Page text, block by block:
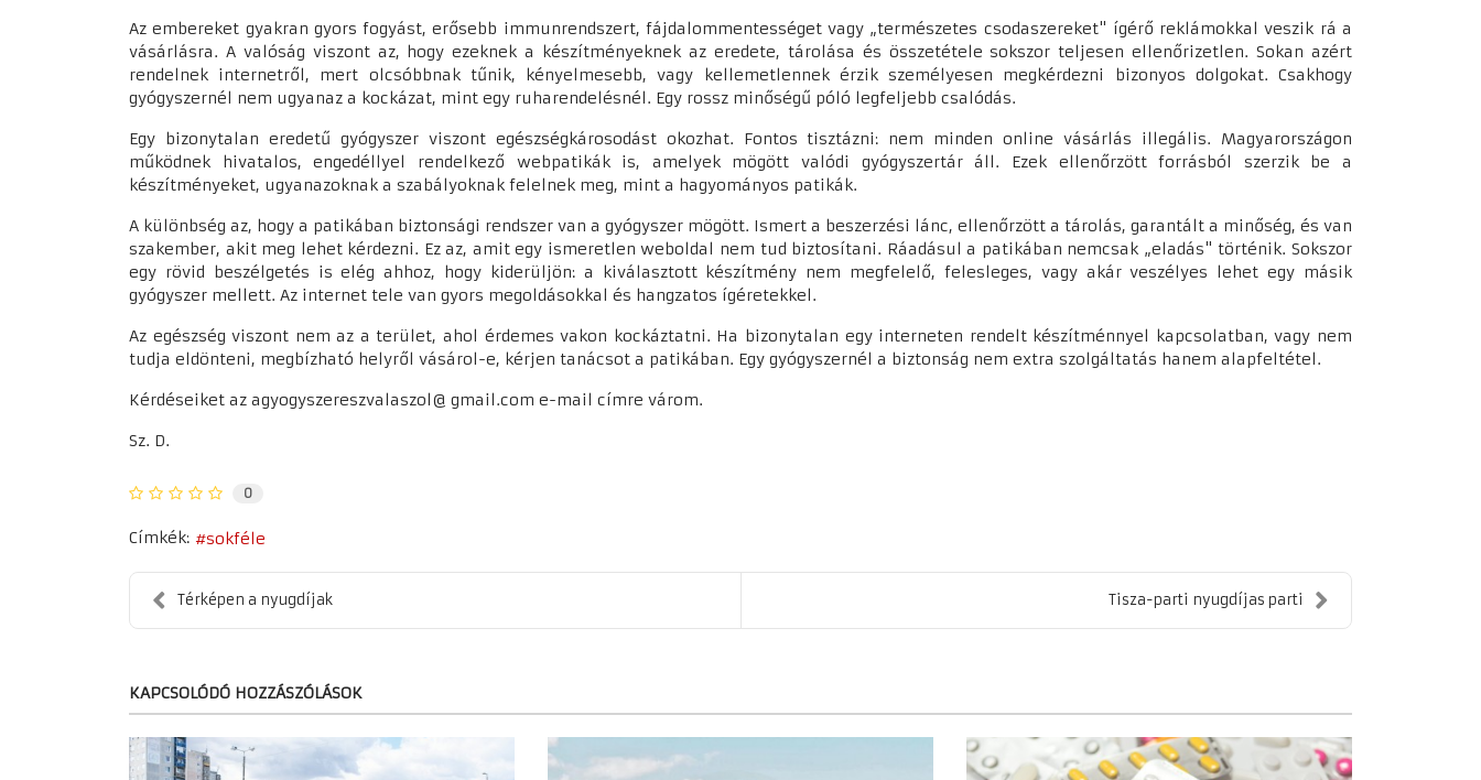
Az embereket gyakran gyors fogyást, erősebb immunrendszert, fájdalommentességet vagy „természetes csodaszereket" ígérő reklámokkal veszik rá a
vásárlásra. A valóság viszont az, hogy ezeknek a készítményeknek az eredete, tárolása és összetétele sokszor teljesen ellenőrizetlen. Sokan azért
rendelnek internetről, mert olcsóbbnak tűnik, kényelmesebb, vagy kellemetlennek érzik személyesen megkérdezni bizonyos dolgokat. Csakhogy
gyógyszernél nem ugyanaz a kockázat, mint egy ruharendelésnél. Egy rossz minőségű póló legfeljebb csalódás.
Egy bizonytalan eredetű gyógyszer viszont egészségkárosodást okozhat. Fontos tisztázni: nem minden online vásárlás illegális. Magyarországon
működnek hivatalos, engedéllyel rendelkező webpatikák is, amelyek mögött valódi gyógyszertár áll. Ezek ellenőrzött forrásból szerzik be a
készítményeket, ugyanazoknak a szabályoknak felelnek meg, mint a hagyományos patikák.
A különbség az, hogy a patikában biztonsági rendszer van a gyógyszer mögött. Ismert a beszerzési lánc, ellenőrzött a tárolás, garantált a minőség, és van
szakember, akit meg lehet kérdezni. Ez az, amit egy ismeretlen weboldal nem tud biztosítani. Ráadásul a patikában nemcsak „eladás" történik. Sokszor
egy rövid beszélgetés is elég ahhoz, hogy kiderüljön: a kiválasztott készítmény nem megfelelő, felesleges, vagy akár veszélyes lehet egy másik
gyógyszer mellett. Az internet tele van gyors megoldásokkal és hangzatos ígéretekkel.
Az egészség viszont nem az a terület, ahol érdemes vakon kockáztatni. Ha bizonytalan egy interneten rendelt készítménnyel kapcsolatban, vagy nem
tudja eldönteni, megbízható helyről vásárol-e, kérjen tanácsot a patikában. Egy gyógyszernél a biztonság nem extra szolgáltatás hanem alapfeltétel.
Kérdéseiket az agyogyszereszvalaszol@ gmail.com e-mail címre várom.
Sz. D.
0
Címkék: sokféle
Térképen a nyugdíjak Tisza-parti nyugdíjas parti
KAPCSOLÓDÓ HOZZÁSZÓLÁSOK